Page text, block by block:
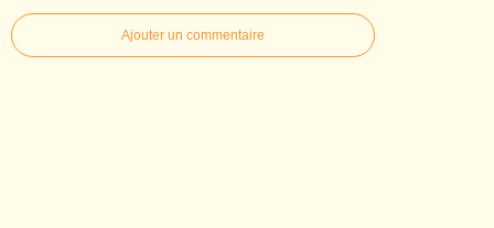
Ajouter un commentaire